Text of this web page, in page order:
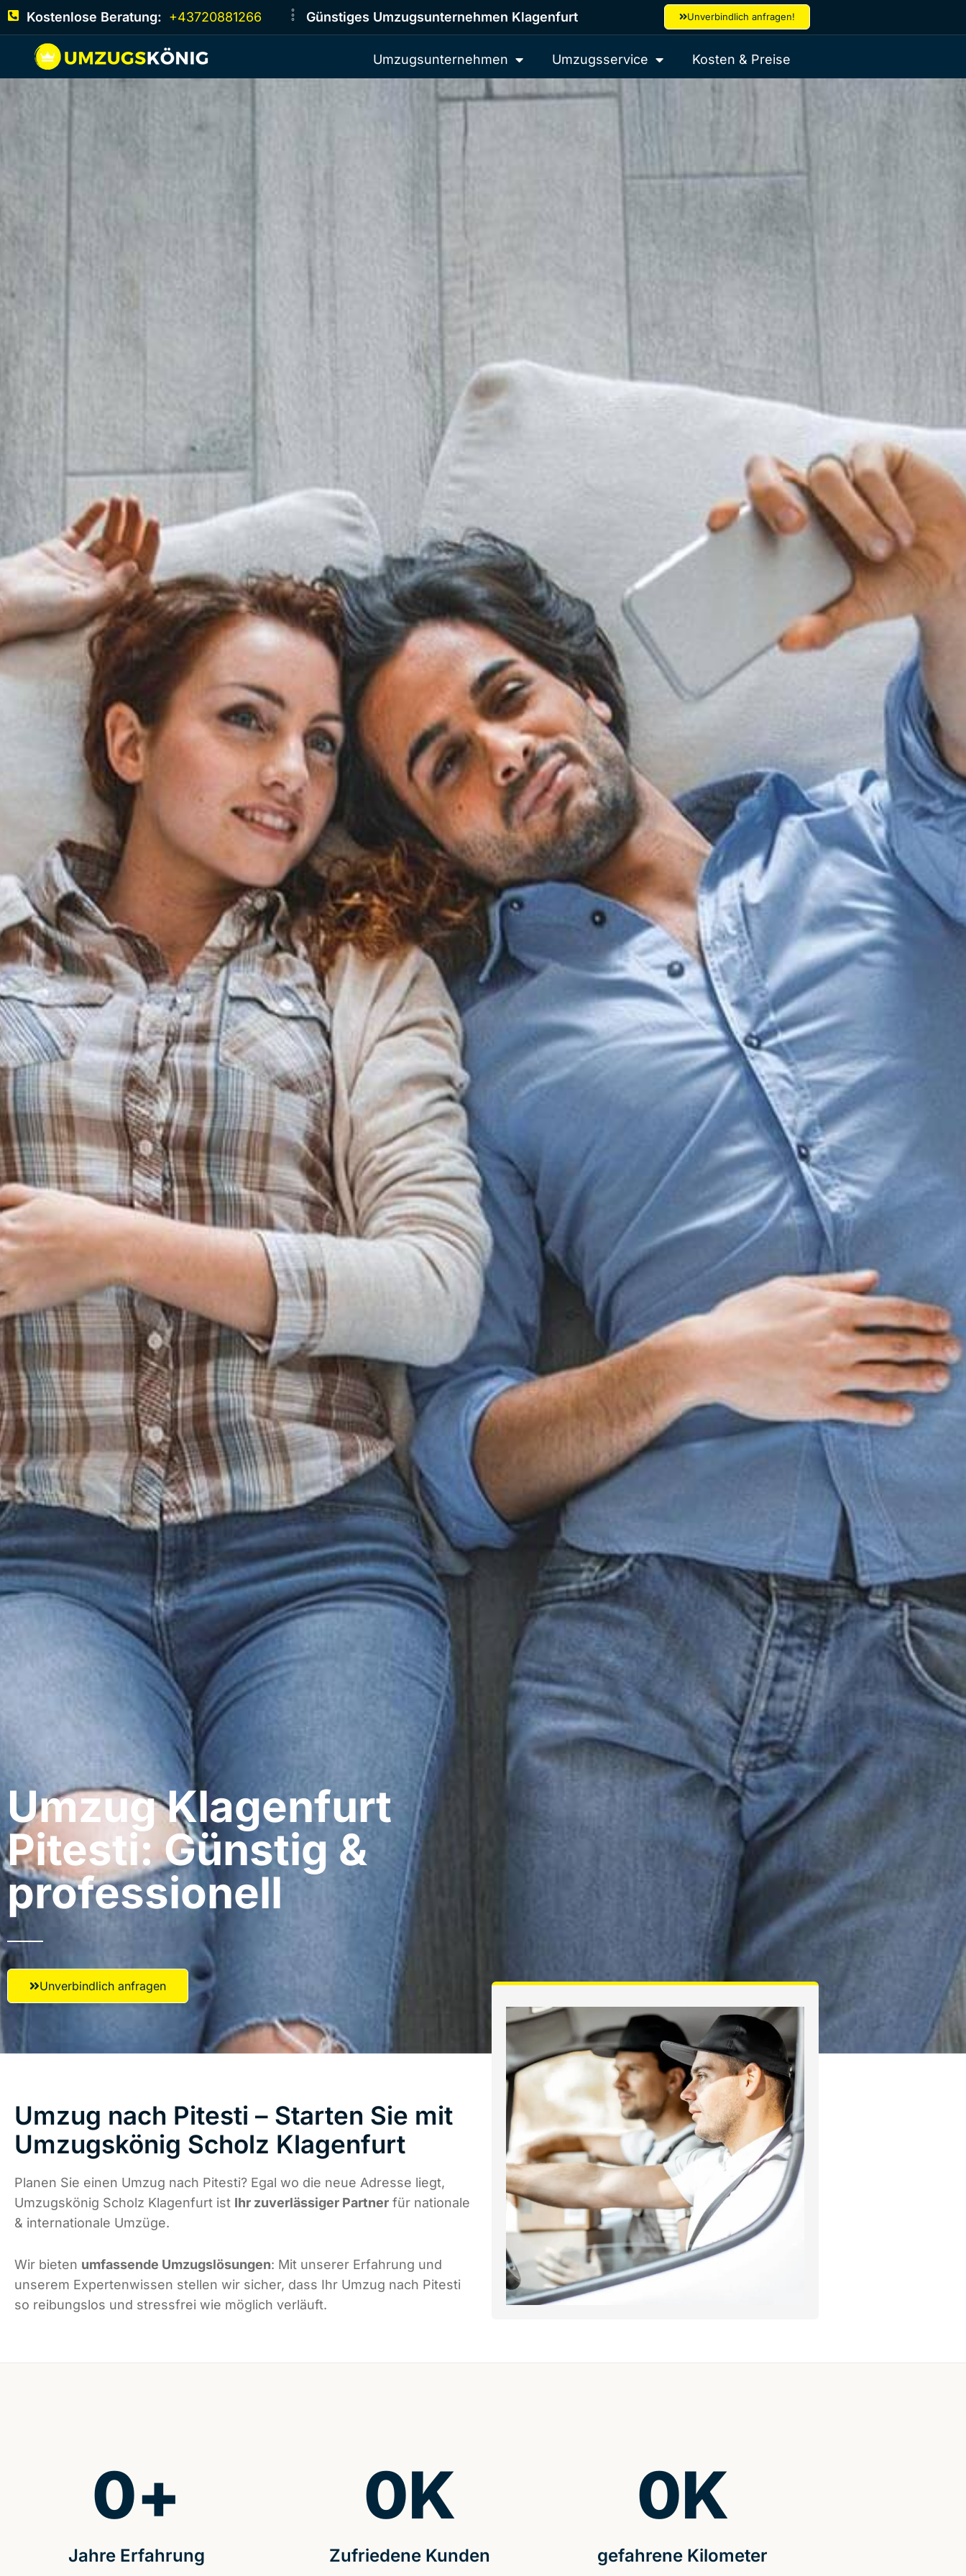
Kostenlose Beratung: +43720881266 Günstiges Umzugsunternehmen Klagenfurt Unverbindlich anfragen!
Umzugsunternehmen Umzugsservice Kosten & Preise
Umzug Klagenfurt​
Pitesti: Günstig &
professionell​
Unverbindlich anfragen
Umzug nach Pitesti – Starten Sie mit
Umzugskönig Scholz Klagenfurt
Planen Sie einen Umzug nach Pitesti? Egal wo die neue Adresse liegt,
Umzugskönig Scholz Klagenfurt ist Ihr zuverlässiger Partner für nationale
& internationale Umzüge.
Wir bieten umfassende Umzugslösungen: Mit unserer Erfahrung und
unserem Expertenwissen stellen wir sicher, dass Ihr Umzug nach Pitesti
so reibungslos und stressfrei wie möglich verläuft.
Jahre Erfahrung
0+
Zufriedene Kunden
0K
gefahrene Kilometer
0K